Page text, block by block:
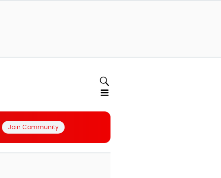
Join Community